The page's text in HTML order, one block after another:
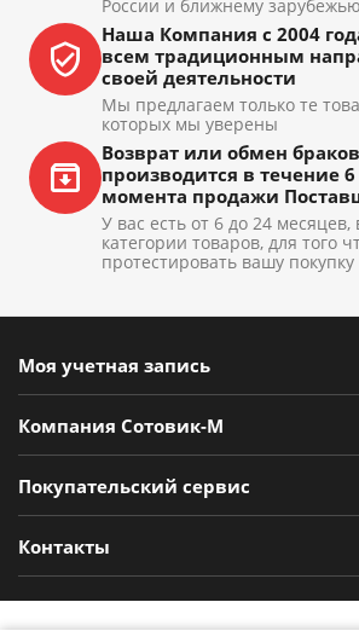
России и ближнему зарубежью
Наша Компания с 2004
всем традиционным
своей деятельности
Мы предлагаем только те
которых мы уверены
Возврат или обмен
производится в течение
момента продажи
У вас есть от 6 до 24 месяцев,
категории товаров, для того
протестировать вашу покупку
Моя учетная запись
Компания Сотовик-М
Покупательский сервис
Контакты